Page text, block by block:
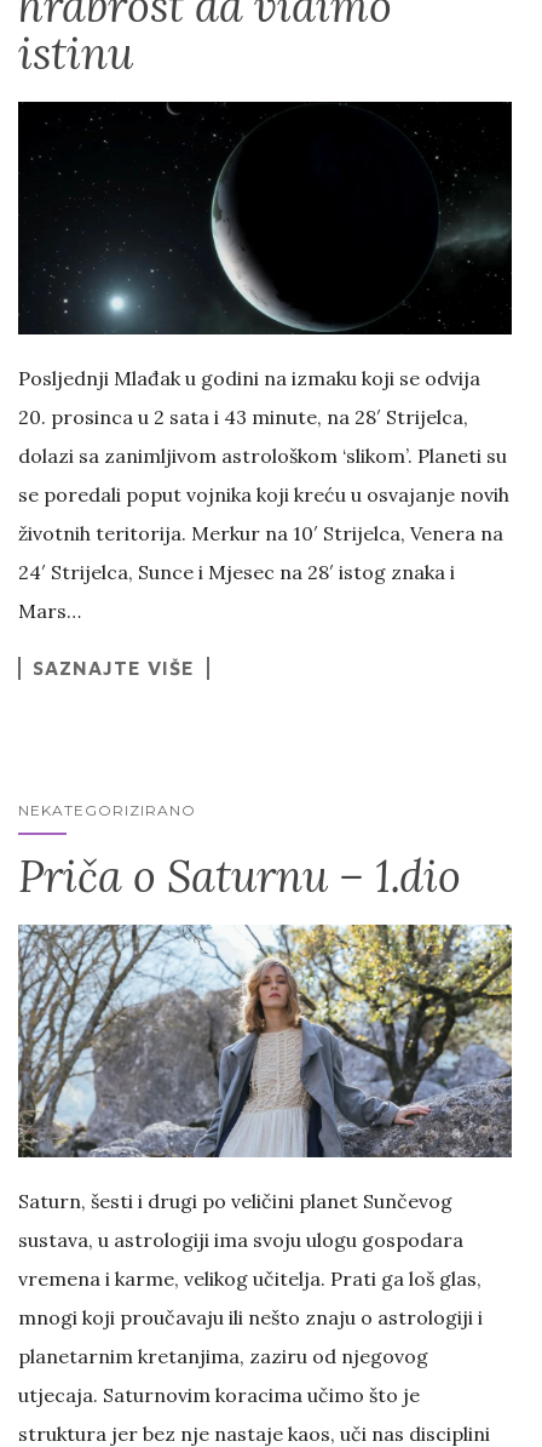
istinu
Posljednji Mlađak u godini na izmaku koji se odvija
20. prosinca u 2 sata i 43 minute, na 28′ Strijelca,
dolazi sa zanimljivom astrološkom ‘slikom’. Planeti su
se poredali poput vojnika koji kreću u osvajanje novih
životnih teritorija. Merkur na 10′ Strijelca, Venera na
24′ Strijelca, Sunce i Mjesec na 28′ istog znaka i
Mars…
SAZNAJTE VIŠE
NEKATEGORIZIRANO
Priča o Saturnu – 1.dio
Saturn, šesti i drugi po veličini planet Sunčevog
sustava, u astrologiji ima svoju ulogu gospodara
vremena i karme, velikog učitelja. Prati ga loš glas,
mnogi koji proučavaju ili nešto znaju o astrologiji i
planetarnim kretanjima, zaziru od njegovog
utjecaja. Saturnovim koracima učimo što je
struktura jer bez nje nastaje kaos, uči nas disciplini